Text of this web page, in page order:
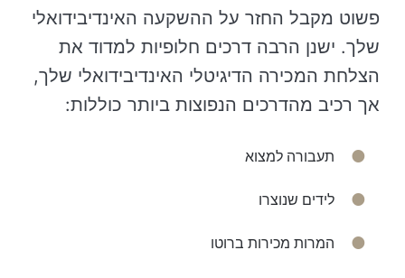
פשוט מקבל החזר על ההשקעה האינדיבידואלי
שלך. ישנן הרבה דרכים חלופיות למדוד את
הצלחת המכירה הדיגיטלי האינדיבידואלי שלך,
אך רכיב מהדרכים הנפוצות ביותר כוללות:
תעבורה למצוא
לידים שנוצרו
המרות מכירות ברוטו